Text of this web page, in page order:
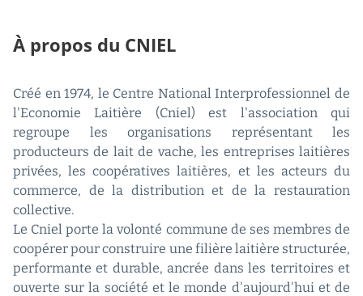
À propos du CNIEL
Créé en 1974, le Centre National Interprofessionnel de
l'Economie Laitière (Cniel) est l'association qui
regroupe les organisations représentant les
producteurs de lait de vache, les entreprises laitières
privées, les coopératives laitières, et les acteurs du
commerce, de la distribution et de la restauration
collective.
Le Cniel porte la volonté commune de ses membres de
coopérer pour construire une filière laitière structurée,
performante et durable, ancrée dans les territoires et
ouverte sur la société et le monde d'aujourd'hui et de